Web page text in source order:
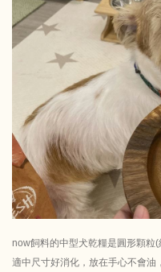
now飼料的中型犬乾糧是圓形顆粒(
適中尺寸好消化，放在手心不會油